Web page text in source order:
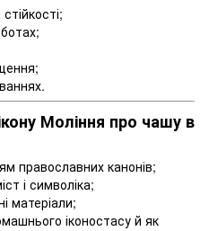
Моління про чашу в
православних канонів;
і символіка;
матеріали;
іконостасу й як